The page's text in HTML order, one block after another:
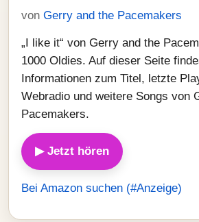
von Gerry and the Pacemakers
„I like it“ von Gerry and the
1000 Oldies. Auf dieser Seite
Informationen zum Titel, letzte
Webradio und weitere Songs von
Pacemakers.
▶ Jetzt hören
Bei Amazon suchen (#Anzeige)